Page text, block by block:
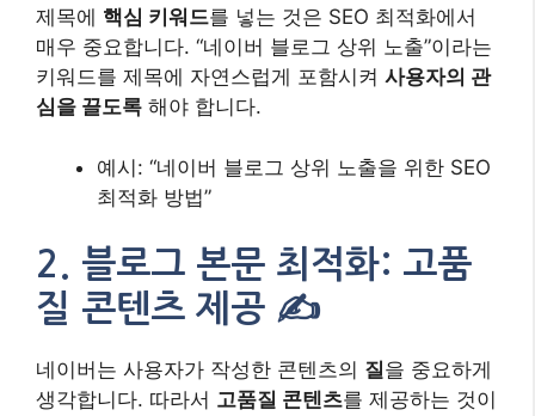
제목에 핵심 키워드를 넣는 것은 SEO 최적화에서
매우 중요합니다. “네이버 블로그 상위 노출”이라는
키워드를 제목에 자연스럽게 포함시켜 사용자의 관
심을 끌도록 해야 합니다.
예시: “네이버 블로그 상위 노출을 위한 SEO
최적화 방법”
2. 블로그 본문 최적화: 고품
질 콘텐츠 제공 ✍️
네이버는 사용자가 작성한 콘텐츠의 질을 중요하게
생각합니다. 따라서 고품질 콘텐츠를 제공하는 것이